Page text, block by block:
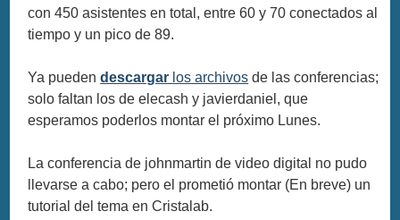
con 450 asistentes en total, entre 60 y 70 conectados al
tiempo y un pico de 89.
Ya puedendescargar los archivos de las conferencias;
solo faltan los de elecash y javierdaniel, que
esperamos poderlos montar el próximo Lunes.
La conferencia de johnmartin de video digital no pudo
llevarse a cabo; pero el prometió montar (En breve) un
tutorial del tema en Cristalab.